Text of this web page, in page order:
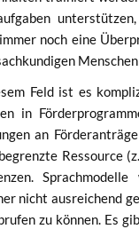
noch eine
Feld ist es
in
an
Res­sour­ce
nicht aus­rei­chend
zu kön­nen. Es